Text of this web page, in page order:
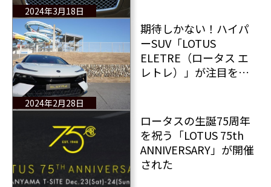
2024年3月18日
2024年2月28日
期待しかない！ハイパ
ーSUV「LOTUS
ELETRE（ロータス エ
レトレ）」が注目を浴
ロータスの生誕75周年
を祝う「LOTUS 75th
ANNIVERSARY」が開催
された